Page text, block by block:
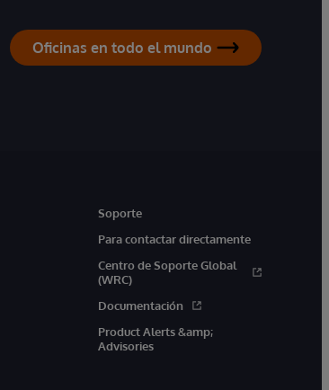
Oficinas en todo el mundo
Soporte
Para contactar directamente
Centro de Soporte Global
(WRC)
Documentación
Product Alerts &amp;
Advisories